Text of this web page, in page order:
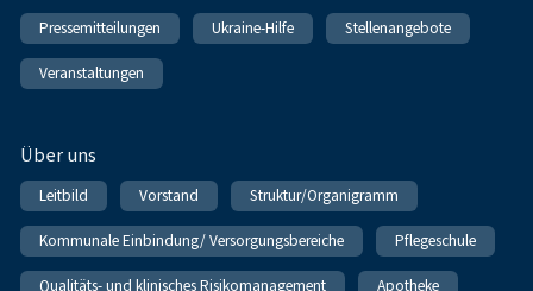
Pressemitteilungen Ukraine-Hilfe Stellenangebote
Veranstaltungen
Über uns
Leitbild Vorstand Struktur/Organigramm
Kommunale Einbindung/ Versorgungsbereiche Pflegeschule
Qualitäts- und klinisches Risikomanagement Apotheke